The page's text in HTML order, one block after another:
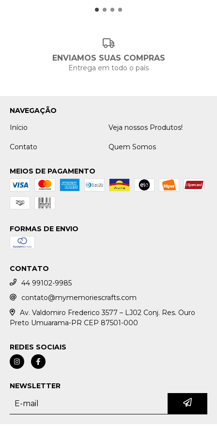
ENVIAMOS SUAS COMPRAS
Entrega em todo o país
NAVEGAÇÃO
Início
Veja nossos Produtos!
Contato Quem Somos
MEIOS DE PAGAMENTO
FORMAS DE ENVIO
CONTATO
44 99102-9985
contato@mymemoriescrafts.com
Av. Valdomiro Frederico 3577 – LJ02 Conj. Res. Ouro
Preto Umuarama-PR CEP 87501-000
REDES SOCIAIS
NEWSLETTER